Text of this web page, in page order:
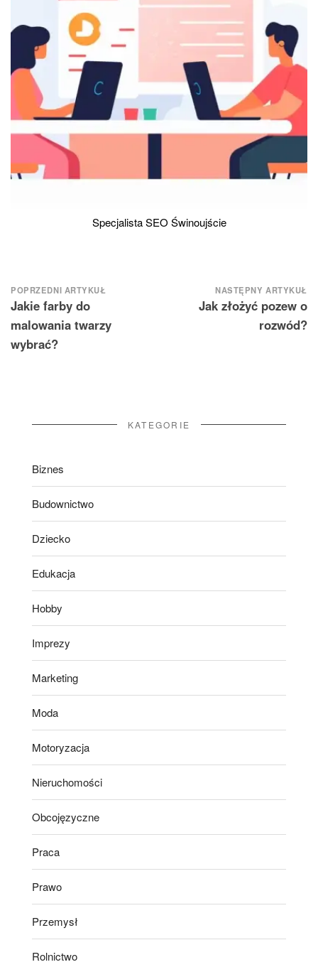
Specjalista SEO Świnoujście
Nawigacja
wpisu
POPRZEDNI ARTYKUŁ
Jakie farby do
malowania twarzy
wybrać?
NASTĘPNY ARTYKUŁ
Jak złożyć pozew o
rozwód?
KATEGORIE
Biznes
Budownictwo
Dziecko
Edukacja
Hobby
Imprezy
Marketing
Moda
Motoryzacja
Nieruchomości
Obcojęzyczne
Praca
Prawo
Przemysł
Rolnictwo